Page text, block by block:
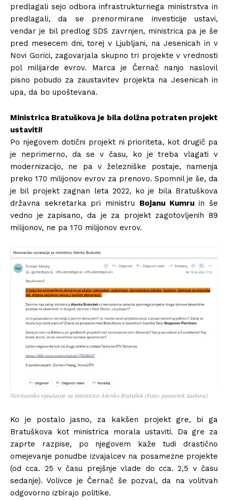
predlagali sejo odbora infrastrukturnega ministrstva in
predlagali, da se prenormirane investicije ustavi,
vendar je bil predlog SDS zavrnjen, ministrica pa je še
pred mesecem dni, torej v Ljubljani, na Jesenicah in v
Novi Gorici, zagovarjala skupno tri projekte v vrednosti
pol milijarde evrov. Marca je Černač nanjo naslovil
pisno pobudo za zaustavitev projekta na Jesenicah in
upa, da bo upoštevana.
Ministrica Bratuškova je bila dolžna potraten projekt
ustaviti!
Po njegovem dotični projekt ni prioriteta, kot drugič pa
je neprimerno, da se v času, ko je treba vlagati v
modernizacijo, ne pa v železniške postaje, namenja
preko 170 milijonov evrov za prenovo. Spomnil je še, da
je bil projekt zagnan leta 2022, ko je bila Bratuškova
državna sekretarka pri ministru Bojanu Kumruin še
vedno je zapisano, da je za projekt zagotovljenih 89
milijonov, ne pa 170 milijonov evrov.
Novinarsko vprašanje za ministrico Alenko Bratušek (Foto: posnetek zaslona)
Ko je postalo jasno, za kakšen projekt gre, bi ga
Bratuškova kot ministrica morala ustaviti. Da gre za
zaprte razpise, po njegovem kaže tudi drastično
omejevanje ponudbe izvajalcev na posamezne projekte
(od cca. 25 v času prejšnje vlade do cca. 2,5 v času
sedanje). Volivce je Černač še pozval, da na volitvah
odgovorno izbirajo politike.